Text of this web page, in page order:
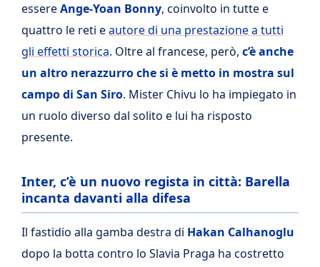
essereAnge-Yoan Bonny, coinvolto in tutte e
quattro le reti eautore di una prestazione a tutti
gli effetti storica. Oltre al francese, però, c’è anche
un altro nerazzurro che si è metto in mostra sul
campo di San Siro. Mister Chivu lo ha impiegato in
un ruolo diverso dal solito e lui ha risposto
presente.
Inter, c’è un nuovo regista in città: Barella
incanta davanti alla difesa
Il fastidio alla gamba destra di Hakan Calhanoglu
dopo la botta contro lo Slavia Praga ha costretto